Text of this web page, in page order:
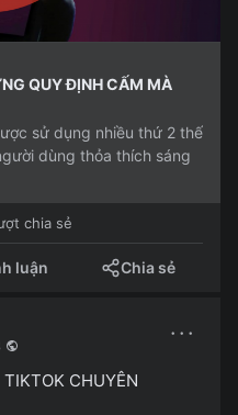
QUY ĐỊNH CẤM MÀ
sử dụng nhiều thứ 2 thế
dùng thỏa thích sáng
chia sẻ
luận Chia sẻ
···
CHUYÊN